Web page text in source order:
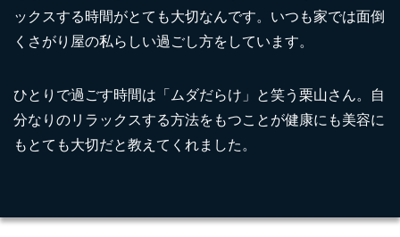
ックスする時間がとても大切なんです。いつも家では面倒
くさがり屋の私らしい過ごし方をしています。
ひとりで過ごす時間は「ムダだらけ」と笑う栗山さん。自
分なりのリラックスする方法をもつことが健康にも美容に
もとても大切だと教えてくれました。